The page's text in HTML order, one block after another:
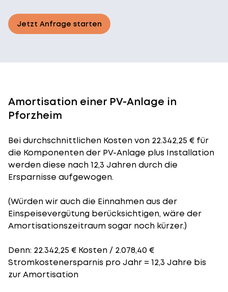
Jetzt Anfrage starten
Amortisation einer PV-Anlage in
Pforzheim
Bei durchschnittlichen Kostenvon 22.342,25 € für
die Komponenten der PV-Anlage plus Installation
werden diese nach 12,3 Jahren durch die
Ersparnisse aufgewogen.
(Würden wir auch die Einnahmen aus der
Einspeisevergütung berücksichtigen, wäre der
Amortisationszeitraumsogar noch kürzer.)
Denn: 22.342,25 € Kosten / 2.078,40 €
Stromkostenersparnis pro Jahr = 12,3 Jahre bis
zur Amortisation